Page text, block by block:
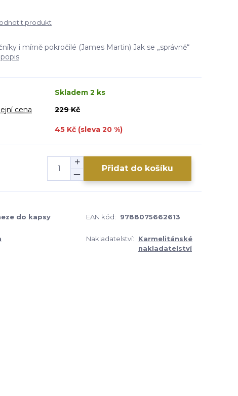
produkt
i mírně pokročilé (James Martin) Jak se „správně“
Skladem 2 ks
cena
229 Kč
45 Kč (sleva 20 %)
Přidat do košíku
do kapsy
EAN kód: 9788075662613
Nakladatelství:
Karmelitánské
nakladatelství